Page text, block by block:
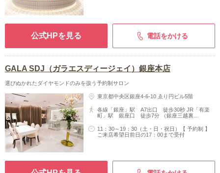
公式HPを見る 電話をかける
GALA SDJ（ガラエスディージェイ）銀座本店
選びぬかれたダイヤモンドのみを扱う予約制サロン
東京都中央区銀座4‐6-10 ゑり円ビル5階
各線「銀座」駅 A7出口 徒歩30秒 JR「有楽
町」駅 銀座口 徒歩7分 （銀座三越裏…
11：30～19：30（土・日・祝日）【 予約制 】
ご来店希望日前日の17：00まで受付